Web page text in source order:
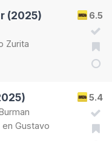
6.5
(2025)
Zurita
5.4
en Gustavo